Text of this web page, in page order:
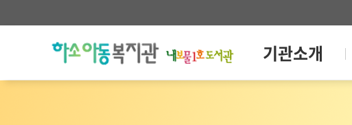
기관소개